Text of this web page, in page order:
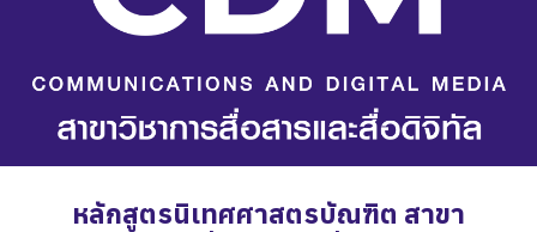
หลักสูตรนิเทศศาสตรบัณฑิต สาขา